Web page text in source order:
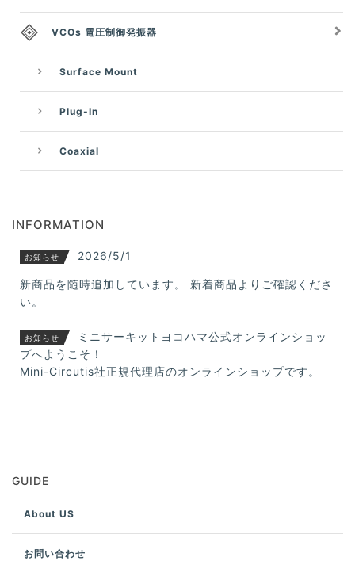
VCOs 電圧制御発振器
Surface Mount
Plug-In
Coaxial
INFORMATION
お知らせ 2026/5/1
新商品を随時追加しています。 新着商品よりご確認くださ
い。
お知らせ
ミニサーキットヨコハマ公式オンラインショッ
プへようこそ！
Mini-Circutis社正規代理店のオンラインショップです。
GUIDE
About US
お問い合わせ